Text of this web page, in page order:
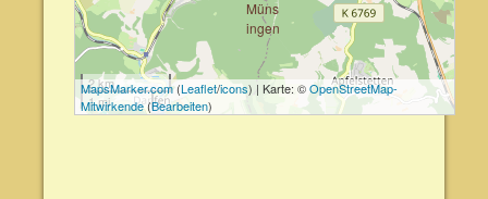
2 km
1 mi
MapsMarker.com (Leaflet/icons) | Karte: ©OpenStreetMap-
Mitwirkende(Bearbeiten)